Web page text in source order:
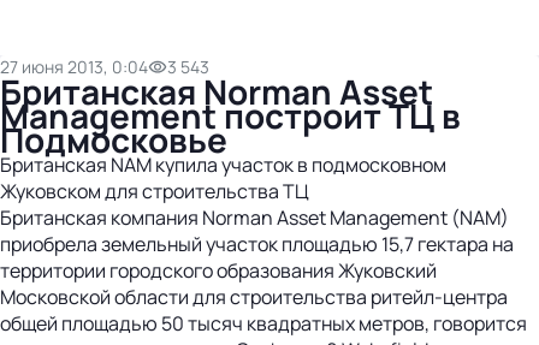
27 июня 2013, 0:04 3 543
Британская Norman Asset
Management построит ТЦ в
Подмосковье
Британская NAM купила участок в подмосковном
Жуковском для строительства ТЦ
Британская компания Norman Asset Management (NAM)
приобрела земельный участок площадью 15,7 гектара на
территории городского образования Жуковский
Московской области для строительства ритейл-центра
общей площадью 50 тысяч квадратных метров, говорится